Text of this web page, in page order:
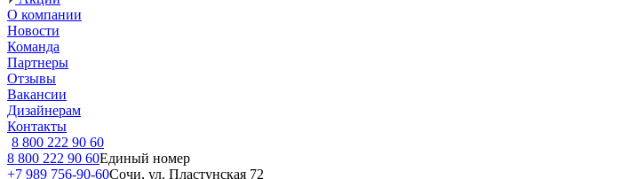
О компании
Новости
Команда
Партнеры
Отзывы
Вакансии
Дизайнерам
Контакты
8 800 222 90 60
8 800 222 90 60Единый номер
+7 989 756-90-60Сочи, ул. Пластунская 72